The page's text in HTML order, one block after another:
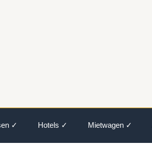
✓ Hotels ✓ Mietwagen ✓